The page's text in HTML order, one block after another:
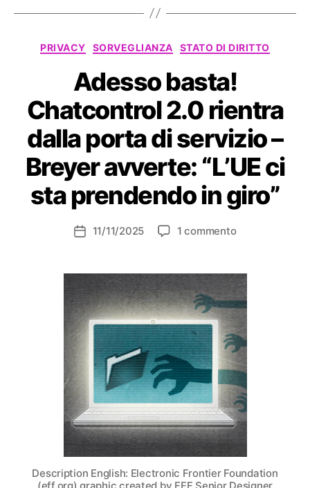
Categorie
PRIVACY SORVEGLIANZA STATO DI DIRITTO
Adesso basta!
Chatcontrol 2.0 rientra
dalla porta di servizio –
Breyer avverte: “L’UE ci
sta prendendo in giro”
Data11/11/2025 1 commentosu
Chatcontrol
2.0
rientra
porta
di
servizio
–
Breyer
avverte:
“L’UE
sta
prendendo
Description English: Electronic Frontier Foundation